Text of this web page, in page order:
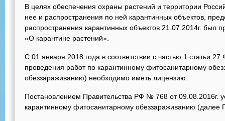
В целях обеспечения охраны растений и территории
нее и распространения по ней карантинных объектов,
распространения карантинных объектов 21.07.2014г.
«О карантине растений».
С 01 января 2018 года в соответствии с частью 1 статьи
проведения работ по карантинному фитосанитарному
обеззараживанию) необходимо иметь лицензию.
Постановлением Правительства РФ № 768 от 09.08.2016г.
карантинному фитосанитарному обеззараживанию (далее